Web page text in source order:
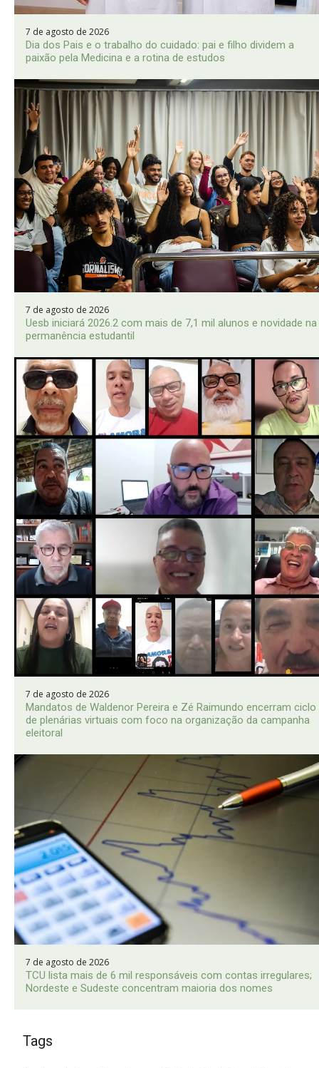
7 de agosto de 2026
Dia dos Pais e o trabalho do cuidado: pai e filho dividem a
paixão pela Medicina e a rotina de estudos
7 de agosto de 2026
Uesb iniciará 2026.2 com mais de 7,1 mil alunos e novidade na
permanência estudantil
7 de agosto de 2026
Mandatos de Waldenor Pereira e Zé Raimundo encerram ciclo
de plenárias virtuais com foco na organização da campanha
eleitoral
7 de agosto de 2026
TCU lista mais de 6 mil responsáveis com contas irregulares;
Nordeste e Sudeste concentram maioria dos nomes
Tags